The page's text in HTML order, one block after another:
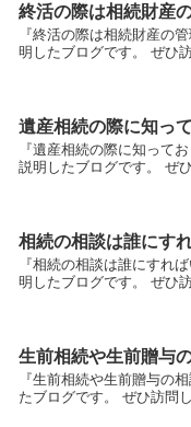
終活の際は相続財産
『終活の際は相続財産の
明したブログです。 ぜひ
遺産相続の際に知っ
『遺産相続の際に知って
説明したブログです。 ぜ
相続の相談は誰にす
『相続の相談は誰にすれ
明したブログです。 ぜひ
生前相続や生前贈与
『生前相続や生前贈与の
たブログです。 ぜひ訪問